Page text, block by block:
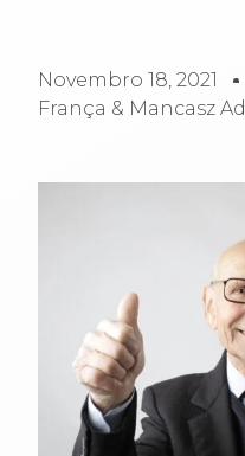
Novembro 18, 2021
França & Mancasz